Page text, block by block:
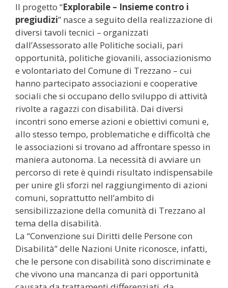
Il progetto “Explorabile – Insieme contro i
pregiudizi” nasce a seguito della realizzazione di
diversi tavoli tecnici – organizzati
dall’Assessorato alle Politiche sociali, pari
opportunità, politiche giovanili, associazionismo
e volontariato del Comune di Trezzano – cui
hanno partecipato associazioni e cooperative
sociali che si occupano dello sviluppo di attività
rivolte a ragazzi con disabilità. Dai diversi
incontri sono emerse azioni e obiettivi comuni e,
allo stesso tempo, problematiche e difficoltà che
le associazioni si trovano ad affrontare spesso in
maniera autonoma. La necessità di avviare un
percorso di rete è quindi risultato indispensabile
per unire gli sforzi nel raggiungimento di azioni
comuni, soprattutto nell’ambito di
sensibilizzazione della comunità di Trezzano al
tema della disabilità.
La “Convenzione sui Diritti delle Persone con
Disabilità” delle Nazioni Unite riconosce, infatti,
che le persone con disabilità sono discriminate e
che vivono una mancanza di pari opportunità